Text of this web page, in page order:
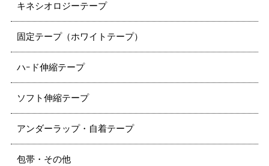
キネシオロジーテープ
固定テープ（ホワイトテープ）
ハｰド伸縮テープ
ソフト伸縮テープ
アンダーラップ・自着テープ
包帯・その他